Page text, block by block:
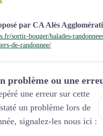
par CA Alès
sortir-bouger/balades-
de-randonnee/
problème ou une
une erreur sur cette
un problème lors de
signalez-les nous ici :